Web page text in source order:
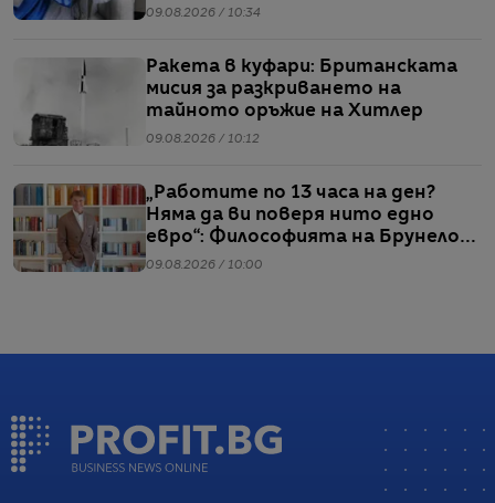
09.08.2026 / 10:34
Ракета в куфари: Британската
мисия за разкриването на
тайното оръжие на Хитлер
09.08.2026 / 10:12
„Работите по 13 часа на ден?
Няма да ви поверя нито едно
евро“: Философията на Брунело
Кучинели за бизнеса и живота
09.08.2026 / 10:00